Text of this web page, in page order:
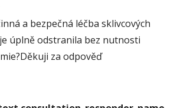
a bezpečná léčba sklivcových
úplně odstranila bez nutnosti
za odpověď